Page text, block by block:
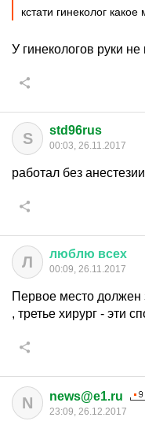
кстати гинеколог
У гинекологов руки
S std96rus
00:03, 26.11.2017
работал без
Л люблю всех
00:09, 26.11.2017
Первое место должен
, третье хирург - эти
N news@e1.ru
23:09, 26.12.2017